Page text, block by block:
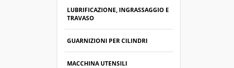
LUBRIFICAZIONE, INGRASSAGGIO E
TRAVASO
GUARNIZIONI PER CILINDRI
MACCHINA UTENSILI